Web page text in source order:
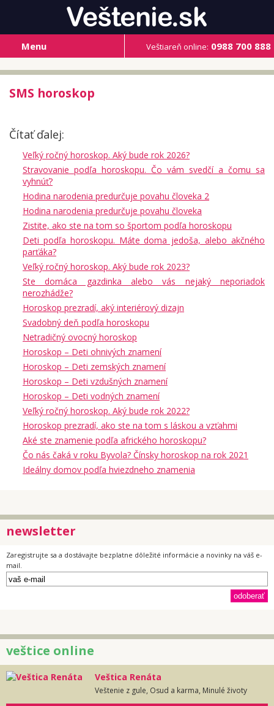
Veštiareň online: 0988 700 888
Menu
SMS horoskop
Čítať ďalej:
Veľký ročný horoskop. Aký bude rok 2026?
Stravovanie podľa horoskopu. Čo vám svedčí a čomu sa
vyhnúť?
Hodina narodenia predurčuje povahu človeka 2
Hodina narodenia predurčuje povahu človeka
Zistite, ako ste na tom so športom podľa horoskopu
Deti podľa horoskopu. Máte doma jedoša, alebo akčného
parťáka?
Veľký ročný horoskop. Aký bude rok 2023?
Ste domáca gazdinka alebo vás nejaký neporiadok
nerozhádže?
Horoskop prezradí, aký interiérový dizajn
Svadobný deň podľa horoskopu
Netradičný ovocný horoskop
Horoskop – Deti ohnivých znamení
Horoskop – Deti zemských znamení
Horoskop – Deti vzdušných znamení
Horoskop – Deti vodných znamení
Veľký ročný horoskop. Aký bude rok 2022?
Horoskop prezradí, ako ste na tom s láskou a vzťahmi
Aké ste znamenie podľa afrického horoskopu?
Čo nás čaká v roku Byvola? Čínsky horoskop na rok 2021
Ideálny domov podľa hviezdneho znamenia
newsletter
Zaregistrujte sa a dostávajte bezplatne dôležité informácie a novinky na váš e-
mail.
veštice online
Veštica Renáta
Veštenie z gule, Osud a karma, Minulé životy